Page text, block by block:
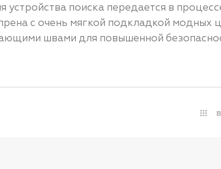
устройства поиска передается в
с очень мягкой подкладкой модных
швами для повышенной